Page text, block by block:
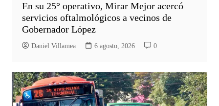
En su 25° operativo, Mirar Mejor acercó
servicios oftalmológicos a vecinos de
Gobernador López
Daniel Villamea 6 agosto, 2026 0